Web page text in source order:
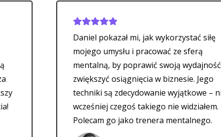
Daniel pokazał mi, jak wykorzystać siłę
mojego umysłu i pracować ze sferą
mentalną, by poprawić swoją wydajność i
zwiększyć osiągnięcia w biznesie. Jego
techniki są zdecydowanie wyjątkowe – nigdy
wcześniej czegoś takiego nie widziałem.
Polecam go jako trenera mentalnego.